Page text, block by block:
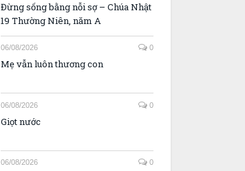
Đừng sống bằng nỗi sợ – Chúa Nhật
19 Thường Niên, năm A
06/08/2026 0
Mẹ vẫn luôn thương con
06/08/2026 0
Giọt nước
06/08/2026 0